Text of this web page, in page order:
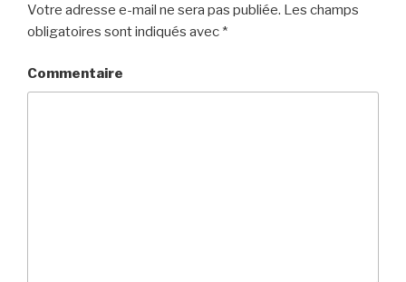
Votre adresse e-mail ne sera pas publiée. Les champs
obligatoires sont indiqués avec *
Commentaire